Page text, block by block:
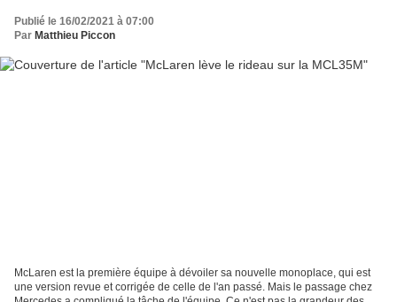
Publié le 16/02/2021 à 07:00
Par Matthieu Piccon
McLaren est la première équipe à dévoiler sa nouvelle monoplace, qui est
une version revue et corrigée de celle de l'an passé. Mais le passage chez